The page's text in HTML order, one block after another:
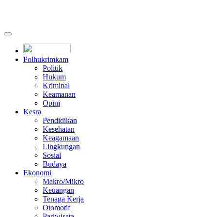
Polhukrimkam
Politik
Hukum
Kriminal
Keamanan
Opini
Kesra
Pendidikan
Kesehatan
Keagamaan
Lingkungan
Sosial
Budaya
Ekonomi
Makro/Mikro
Keuangan
Tenaga Kerja
Otomotif